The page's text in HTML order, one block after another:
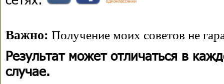
Важно: Получение моих советов не
Результат может отличаться в
случае.